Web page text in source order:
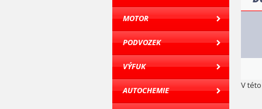
MOTOR
PODVOZEK
VÝFUK
AUTOCHEMIE V